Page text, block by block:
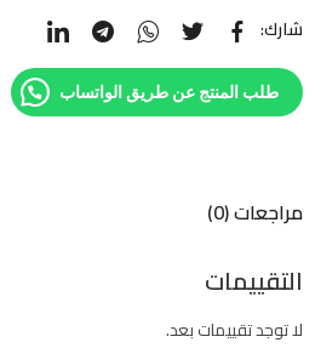
شارك:
طلب المنتج عن طريق الواتساب
مراجعات (0)
التقييمات
لا توجد تقييمات بعد.